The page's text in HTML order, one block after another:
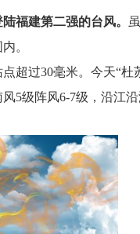
陆福建第二强的台风。
。
超过30毫米。今天“杜
5级阵风6-7级，沿江